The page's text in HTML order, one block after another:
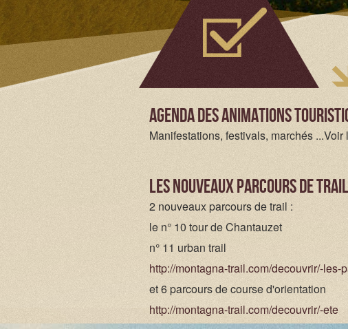
Agenda des animations
Manifestations, festivals, marchés ...Voir
les nouveaux parcours de
2 nouveaux parcours de trail :
le n° 10 tour de Chantauzet
n° 11 urban trail
http://montagna-trail.com/decouvrir/-les-
et 6 parcours de course d'orientation
http://montagna-trail.com/decouvrir/-ete